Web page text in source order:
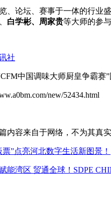
、论坛、赛事于一体的行业
白学彬、 周家贵等大师的参
社
中国调味大师厨皇争霸赛
new/52434.html
内容来自于网络，不为其真
票”点亮河北数字生活新图景！
能湾区 贸通全球！SDPE